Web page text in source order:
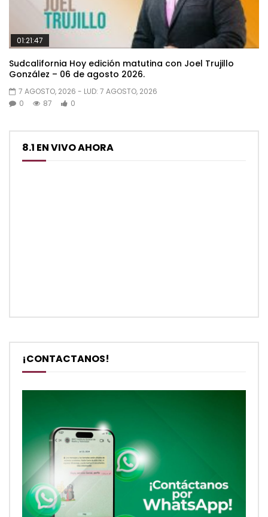
01:21:47
Sudcalifornia Hoy edición matutina con Joel Trujillo
González – 06 de agosto 2026.
7 AGOSTO, 2026 - LUD: 7 AGOSTO, 2026
0
87 0
8.1 EN VIVO AHORA
¡CONTACTANOS!